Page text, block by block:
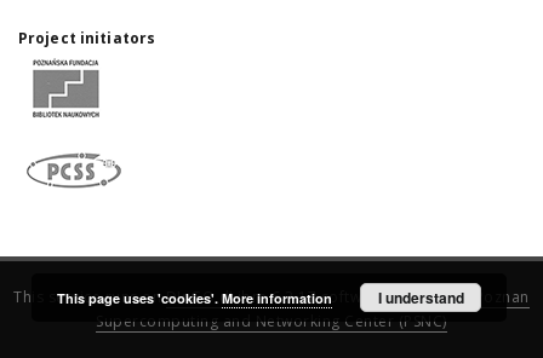
Project initiators
This service runs onDInGO dLibra 6.3.17software created by
Poznan
Supercomputing and Networking Center (PSNC)
This page uses 'cookies'. More information I understand